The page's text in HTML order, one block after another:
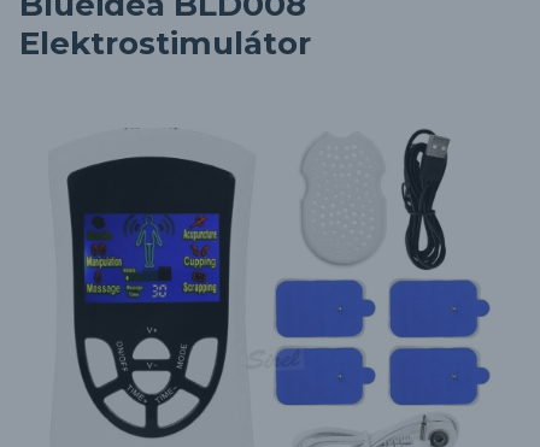
Elektrostimulátor